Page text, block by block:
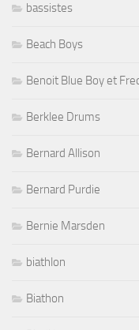
bassistes
Beach Boys
Benoit Blue Boy et
Berklee Drums
Bernard Allison
Bernard Purdie
Bernie Marsden
biathlon
Biathon